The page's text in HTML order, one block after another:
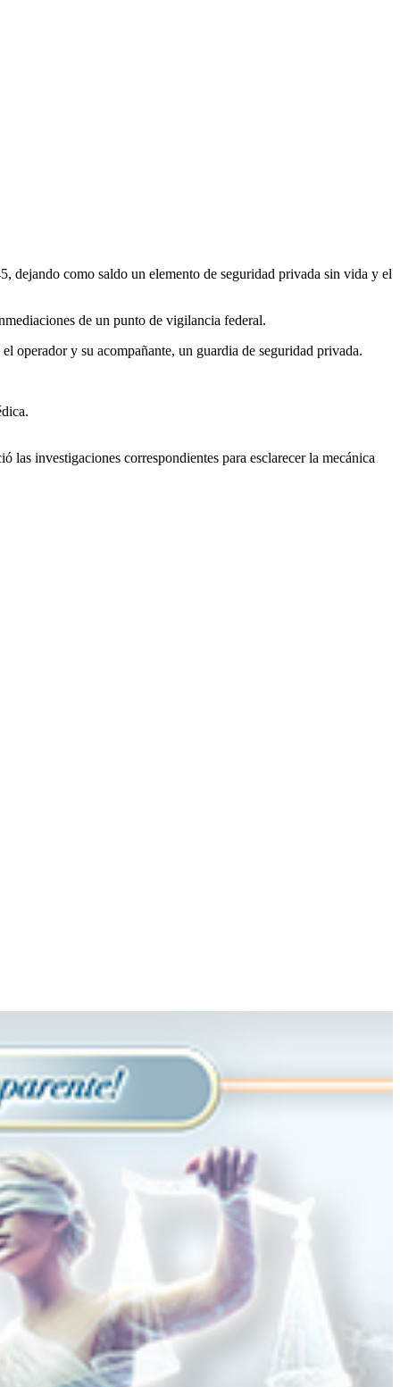
dejando como saldo un elemento de seguridad privada sin vida y el
de un punto de vigilancia federal.
operador y su acompañante, un guardia de seguridad privada.
investigaciones correspondientes para esclarecer la mecánica